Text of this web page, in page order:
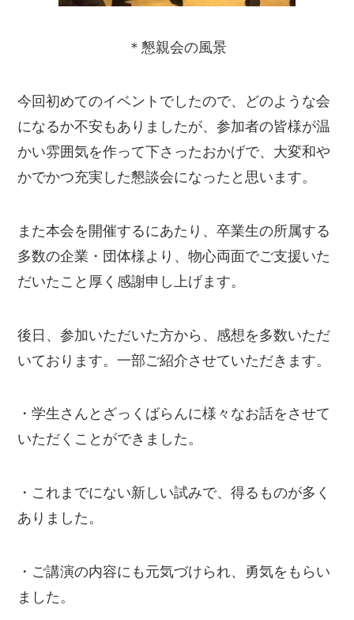
＊懇親会の風景
今回初めてのイベントでしたので、どのような会
になるか不安もありましたが、参加者の皆様が温
かい雰囲気を作って下さったおかげで、大変和や
かでかつ充実した懇談会になったと思います。
また本会を開催するにあたり、卒業生の所属する
多数の企業・団体様より、物心両面でご支援いた
だいたこと厚く感謝申し上げます。
後日、参加いただいた方から、感想を多数いただ
いております。一部ご紹介させていただきます。
・学生さんとざっくばらんに様々なお話をさせて
いただくことができました。
・これまでにない新しい試みで、得るものが多く
ありました。
・ご講演の内容にも元気づけられ、勇気をもらい
ました。